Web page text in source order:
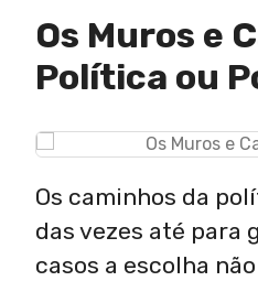
Os Muros e
Política ou
Os caminhos da
das vezes até para
casos a escolha